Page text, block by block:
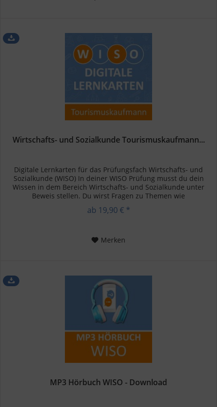
Wirtschafts- und Sozialkunde Tourismuskaufmann...
Digitale Lernkarten für das Prüfungsfach Wirtschafts- und
Sozialkunde (WISO) In deiner WISO Prüfung musst du dein
Wissen in dem Bereich Wirtschafts- und Sozialkunde unter
Beweis stellen. Du wirst Fragen zu Themen wie
Betriebswirtschaft,...
ab 19,90 € *
Merken
MP3 Hörbuch WISO - Download